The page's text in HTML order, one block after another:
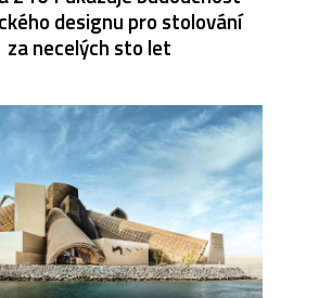
designu pro stolování
za necelých sto let